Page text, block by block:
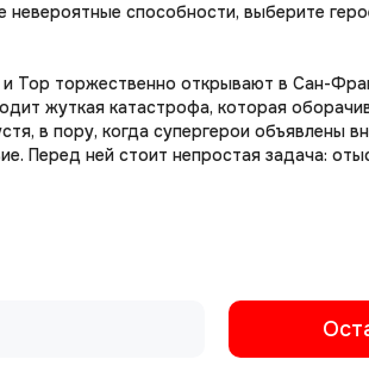
способности, выберите
и Тор торжественно открывают в Сан-
жуткая катастрофа, которая
в пору, когда супергерои объявлены
Перед ней стоит непростая задача: